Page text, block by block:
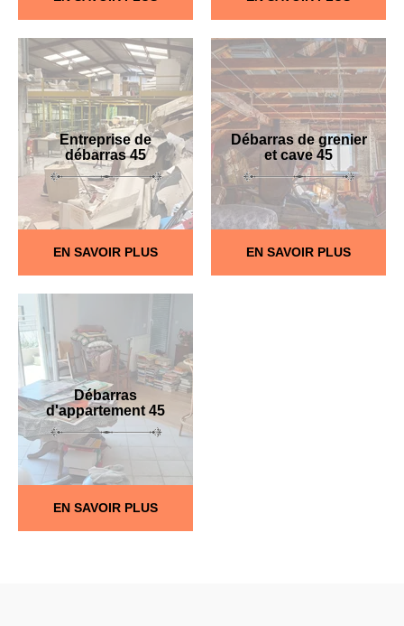
Entreprise de
débarras 45
EN SAVOIR PLUS
Débarras de grenier
et cave 45
EN SAVOIR PLUS
Débarras
d'appartement 45
EN SAVOIR PLUS